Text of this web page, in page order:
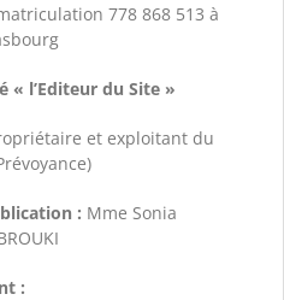
778 868 513 à
« l’Editeur du Site »
et exploitant du
: Mme Sonia
: